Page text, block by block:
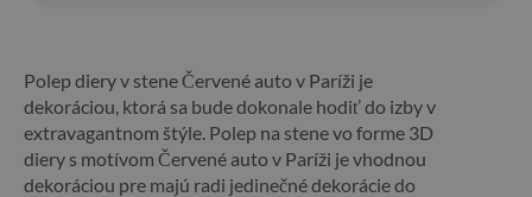
Polep diery v stene Červené auto v Paríži je
dekoráciou, ktorá sa bude dokonale hodiť do izby v
extravagantnom štýle. Polep na stene vo forme 3D
diery s motívom Červené auto v Paríži je vhodnou
dekoráciou pre majú radi jedinečné dekorácie do